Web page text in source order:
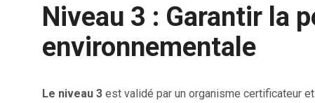
Niveau 3 : Garantir la
environnementale
Le niveau 3est validé par un organisme certificateur